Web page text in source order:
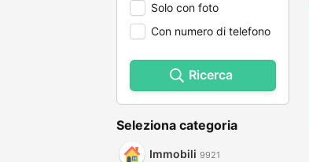
Solo con foto
Con numero di telefono
Ricerca
Seleziona categoria
Immobili 9921